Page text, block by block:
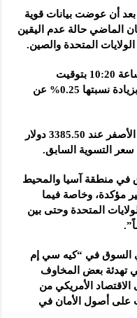
بعد أن عوضت بيانات قوية
الماضي حالة عدم اليقين
المتحدة والصين.
استقر سعر الذهب الفوري، بحلول الساعة 10:20 بتوقيت
غرينيتش، عند 3361.93 دولار للأونصة بزيادة نسبتها 0.25% عن
فيما جرى تداول العقود الآجلة للمعدن الأصفر عند 3385.50 دولار
في منطقة آسيا والمحيط
مؤكدة، وخاصة فيما
المتحدة وحتى بين
السوق في “كيه سي إم
تهدئة بعض المخاوف
الاقتصاد الأمريكي من
على أصول الأمان في